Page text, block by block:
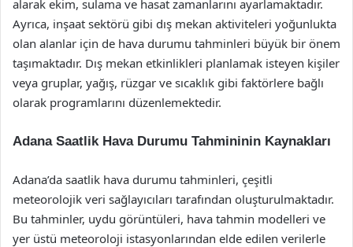
alarak ekim, sulama ve hasat zamanlarını ayarlamaktadır.
Ayrıca, inşaat sektörü gibi dış mekan aktiviteleri yoğunlukta
olan alanlar için de hava durumu tahminleri büyük bir önem
taşımaktadır. Dış mekan etkinlikleri planlamak isteyen kişiler
veya gruplar, yağış, rüzgar ve sıcaklık gibi faktörlere bağlı
olarak programlarını düzenlemektedir.
Adana Saatlik Hava Durumu Tahmininin Kaynakları
Adana’da saatlik hava durumu tahminleri, çeşitli
meteorolojik veri sağlayıcıları tarafından oluşturulmaktadır.
Bu tahminler, uydu görüntüleri, hava tahmin modelleri ve
yer üstü meteoroloji istasyonlarından elde edilen verilerle